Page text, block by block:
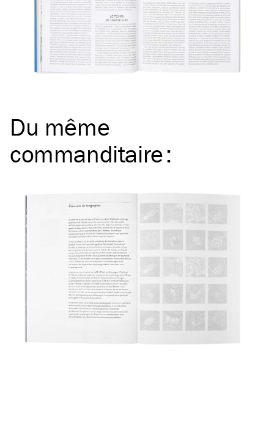
Du même
commanditaire: